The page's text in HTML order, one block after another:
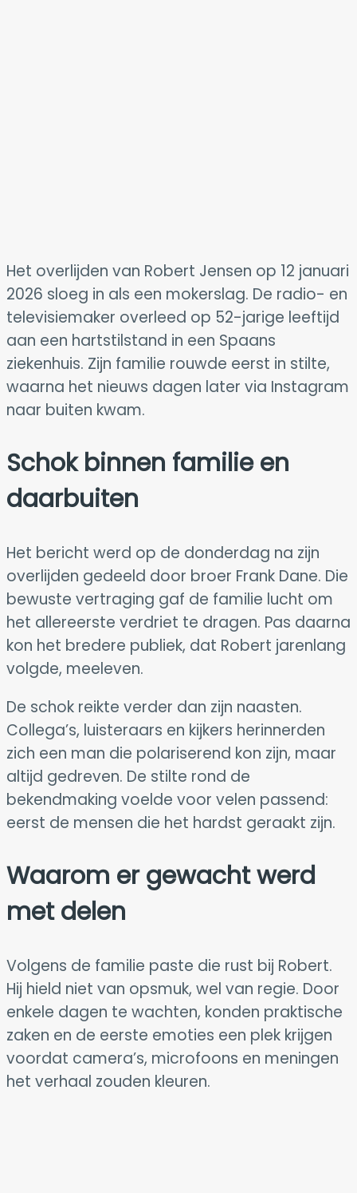
Het overlijden van Robert Jensen op 12 januari
2026 sloeg in als een mokerslag. De radio- en
televisiemaker overleed op 52-jarige leeftijd
aan een hartstilstand in een Spaans
ziekenhuis. Zijn familie rouwde eerst in stilte,
waarna het nieuws dagen later via Instagram
naar buiten kwam.
Schok binnen familie en
daarbuiten
Het bericht werd op de donderdag na zijn
overlijden gedeeld door broer Frank Dane. Die
bewuste vertraging gaf de familie lucht om
het allereerste verdriet te dragen. Pas daarna
kon het bredere publiek, dat Robert jarenlang
volgde, meeleven.
De schok reikte verder dan zijn naasten.
Collega’s, luisteraars en kijkers herinnerden
zich een man die polariserend kon zijn, maar
altijd gedreven. De stilte rond de
bekendmaking voelde voor velen passend:
eerst de mensen die het hardst geraakt zijn.
Waarom er gewacht werd
met delen
Volgens de familie paste die rust bij Robert.
Hij hield niet van opsmuk, wel van regie. Door
enkele dagen te wachten, konden praktische
zaken en de eerste emoties een plek krijgen
voordat camera’s, microfoons en meningen
het verhaal zouden kleuren.